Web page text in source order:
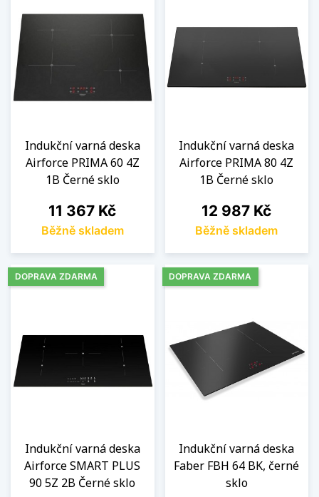
Indukční varná deska
Airforce PRIMA 60 4Z
1B Černé sklo
Cena
11 367 Kč
Běžně skladem
Indukční varná deska
Airforce PRIMA 80 4Z
1B Černé sklo
Cena
12 987 Kč
Běžně skladem
Indukční varná deska
Airforce SMART PLUS
90 5Z 2B Černé sklo
DOPRAVA ZDARMA
Indukční varná deska
Faber FBH 64 BK, černé
sklo
DOPRAVA ZDARMA